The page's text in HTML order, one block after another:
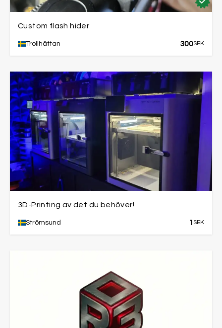
Custom flash hider
Trollhättan 300SEK
3D-Printing av det du behöver!
Strömsund 1 SEK